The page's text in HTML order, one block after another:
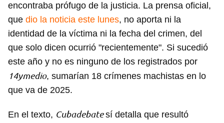
encontraba prófugo de la justicia. La prensa oficial,
que dio la noticia este lunes, no aporta ni la
identidad de la víctima ni la fecha del crimen, del
que solo dicen ocurrió "recientemente". Si sucedió
este año y no es ninguno de los registrados por
14ymedio, sumarían 18 crímenes machistas en lo
que va de 2025.
En el texto, Cubadebatesí detalla que resultó